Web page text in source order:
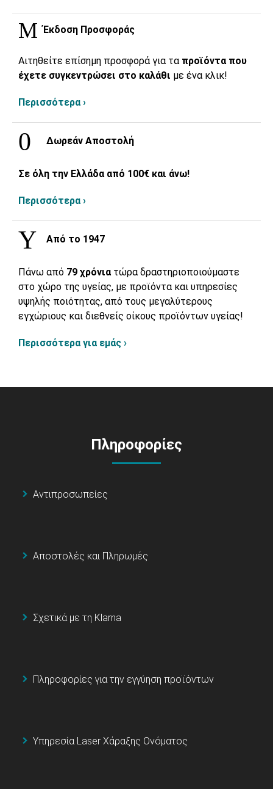
Έκδοση Προσφοράς
Αιτηθείτε επίσημη προσφορά για τα προϊόντα που
έχετε συγκεντρώσει στο καλάθι με ένα κλικ!
Περισσότερα ›
Δωρεάν Αποστολή
Σε όλη την Ελλάδα από 100€ και άνω!
Περισσότερα ›
Από το 1947
Πάνω από 79 χρόνια τώρα δραστηριοποιούμαστε
στο χώρο της υγείας, με προϊόντα και υπηρεσίες
υψηλής ποιότητας, από τους μεγαλύτερους
εγχώριους και διεθνείς οίκους προϊόντων υγείας!
Περισσότερα για εμάς ›
Πληροφορίες
Αντιπροσωπείες
Αποστολές και Πληρωμές
Σχετικά με τη Klarna
Πληροφορίες για την εγγύηση προϊόντων
Υπηρεσία Laser Χάραξης Ονόματος